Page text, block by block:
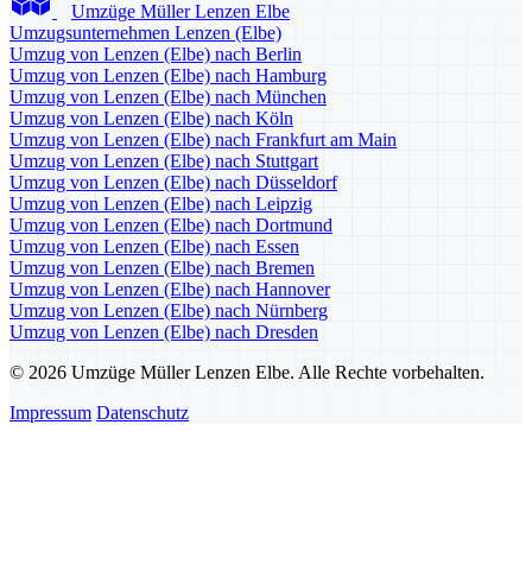
Umzüge Müller Lenzen Elbe
Umzugsunternehmen Lenzen (Elbe)
Umzug von Lenzen (Elbe) nach Berlin
Umzug von Lenzen (Elbe) nach Hamburg
Umzug von Lenzen (Elbe) nach München
Umzug von Lenzen (Elbe) nach Köln
Umzug von Lenzen (Elbe) nach Frankfurt am Main
Umzug von Lenzen (Elbe) nach Stuttgart
Umzug von Lenzen (Elbe) nach Düsseldorf
Umzug von Lenzen (Elbe) nach Leipzig
Umzug von Lenzen (Elbe) nach Dortmund
Umzug von Lenzen (Elbe) nach Essen
Umzug von Lenzen (Elbe) nach Bremen
Umzug von Lenzen (Elbe) nach Hannover
Umzug von Lenzen (Elbe) nach Nürnberg
Umzug von Lenzen (Elbe) nach Dresden
© 2026 Umzüge Müller Lenzen Elbe. Alle Rechte vorbehalten.
Impressum Datenschutz